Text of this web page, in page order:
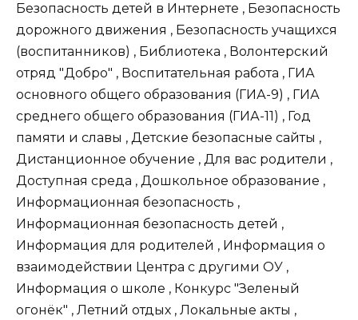
Безопасность детей в Интернете , Безопасность
дорожного движения , Безопасность учащихся
(воспитанников) , Библиотека , Волонтерский
отряд "Добро" , Воспитательная работа , ГИА
основного общего образования (ГИА-9) , ГИА
среднего общего образования (ГИА-11) , Год
памяти и славы , Детские безопасные сайты ,
Дистанционное обучение , Для вас родители ,
Доступная среда , Дошкольное образование ,
Информационная безопасность ,
Информационная безопасность детей ,
Информация для родителей , Информация о
взаимодействии Центра с другими ОУ ,
Информация о школе , Конкурс "Зеленый
огонёк" , Летний отдых , Локальные акты ,